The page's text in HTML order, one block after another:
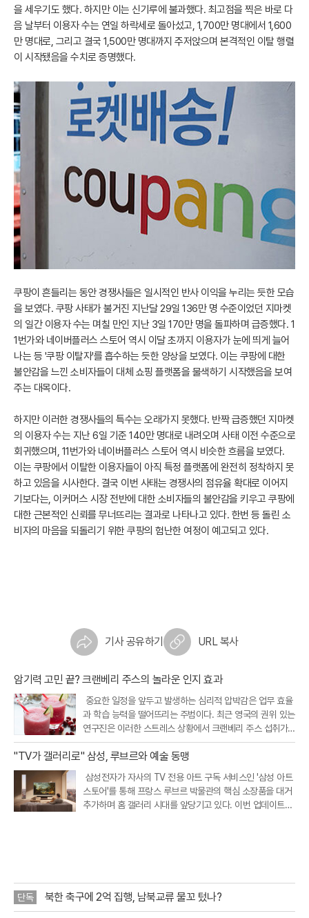
을 세우기도 했다. 하지만 이는 신기루에 불과했다. 최고점을 찍은 바로 다
음 날부터 이용자 수는 연일 하락세로 돌아섰고, 1,700만 명대에서 1,600
만 명대로, 그리고 결국 1,500만 명대까지 주저앉으며 본격적인 이탈 행렬
이 시작됐음을 수치로 증명했다.
쿠팡이 흔들리는 동안 경쟁사들은 일시적인 반사 이익을 누리는 듯한 모습
을 보였다. 쿠팡 사태가 불거진 지난달 29일 136만 명 수준이었던 지마켓
의 일간 이용자 수는 며칠 만인 지난 3일 170만 명을 돌파하며 급증했다. 1
1번가와 네이버플러스 스토어 역시 이달 초까지 이용자가 눈에 띄게 늘어
나는 등 '쿠팡 이탈자'를 흡수하는 듯한 양상을 보였다. 이는 쿠팡에 대한
불안감을 느낀 소비자들이 대체 쇼핑 플랫폼을 물색하기 시작했음을 보여
주는 대목이다.
하지만 이러한 경쟁사들의 특수는 오래가지 못했다. 반짝 급증했던 지마켓
의 이용자 수는 지난 6일 기준 140만 명대로 내려오며 사태 이전 수준으로
회귀했으며, 11번가와 네이버플러스 스토어 역시 비슷한 흐름을 보였다.
이는 쿠팡에서 이탈한 이용자들이 아직 특정 플랫폼에 완전히 정착하지 못
하고 있음을 시사한다. 결국 이번 사태는 경쟁사의 점유율 확대로 이어지
기보다는, 이커머스 시장 전반에 대한 소비자들의 불안감을 키우고 쿠팡에
대한 근본적인 신뢰를 무너뜨리는 결과로 나타나고 있다. 한번 등 돌린 소
비자의 마음을 되돌리기 위한 쿠팡의 험난한 여정이 예고되고 있다.
기사 공유하기 URL 복사
암기력 고민 끝? 크랜베리 주스의 놀라운 인지 효과
중요한 일정을 앞두고 발생하는 심리적 압박감은 업무 효율
과 학습 능력을 떨어뜨리는 주범이다. 최근 영국의 권위 있는
연구진은 이러한 스트레스 상황에서 크랜베리 주스 섭취가
인지 기능을 개선하고 정서적 안정을 돕는다는 흥미로운 연
구 결과를 내놓았다. 크랜베리에 풍부한 특정 항산화 성분이
"TV가 갤러리로" 삼성, 루브르와 예술 동맹
삼성전자가 자사의 TV 전용 아트 구독 서비스인 '삼성 아트
스토어'를 통해 프랑스 루브르 박물관의 핵심 소장품을 대거
추가하며 홈 갤러리 시대를 앞당기고 있다. 이번 업데이트를
단독 북한 축구에 2억 집행, 남북교류 물꼬 텄나?